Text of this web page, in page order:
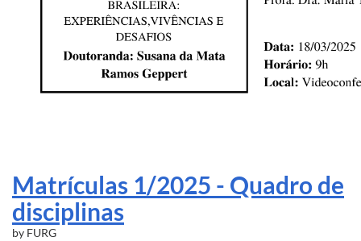
Matrículas 1/2025 - Quadro de
disciplinas
by FURG